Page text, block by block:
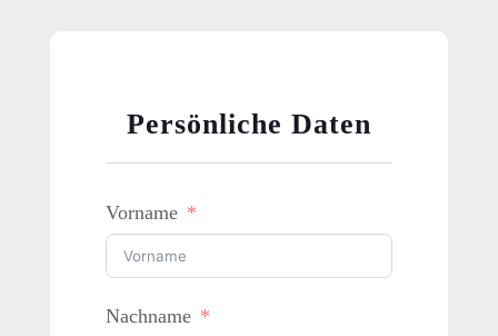
Persönliche Daten
Vorname
Nachname